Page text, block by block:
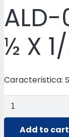
ALD-
½ X
Caracteristica: S
ALD-
0279
Add to cart